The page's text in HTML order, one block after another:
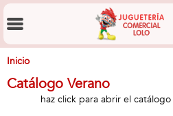
Inicio
Catálogo Verano
haz click para abrir el catálogo